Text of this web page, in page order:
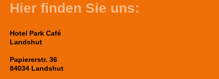
Hier finden Sie uns:
Hotel Park Café
Landshut
Papiererstr. 36
84034 Landshut